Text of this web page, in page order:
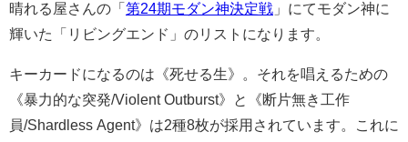
晴れる屋さんの「 第24期モダン神決定戦 」にてモダン神に
輝いた「リビングエンド」のリストになります。
キーカードになるのは《死せる生》。それを唱えるための
《暴力的な突発/Violent Outburst》と《断片無き工作
員/Shardless Agent》は2種8枚が採用されています。これに